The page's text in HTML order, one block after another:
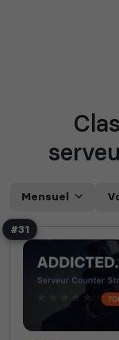
Mensuel
#31